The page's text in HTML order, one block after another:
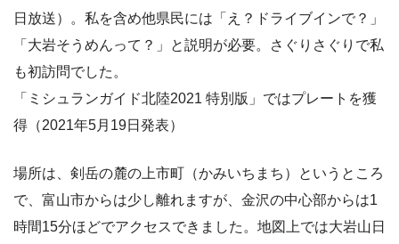
日放送）。私を含め他県民には「え？ドライブインで？」
「大岩そうめんって？」と説明が必要。さぐりさぐりで私
も初訪問でした。
「ミシュランガイド北陸2021 特別版」ではプレートを獲
得（2021年5月19日発表）
場所は、剣岳の麓の上市町（かみいちまち）というところ
で、富山市からは少し離れますが、金沢の中心部からは1
時間15分ほどでアクセスできました。地図上では大岩山日